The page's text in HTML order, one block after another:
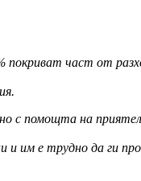
покриват част от
с помощта на
и им е трудно да ги